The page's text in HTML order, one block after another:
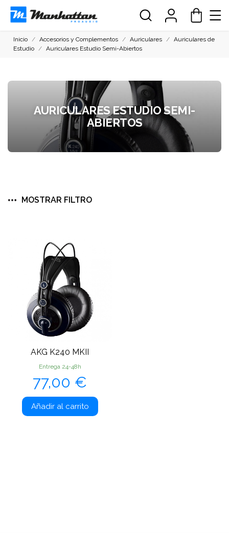
Inicio Accesorios y Complementos Auriculares
Auriculares de
Estudio
Auriculares Estudio Semi-Abiertos
AURICULARES ESTUDIO SEMI-
ABIERTOS
MOSTRAR FILTRO
AKG K240 MKII
Entrega 24-48h
Precio
77,00 €
Añadir al carrito